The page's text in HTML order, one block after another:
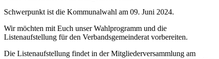
Schwerpunkt ist die Kommunalwahl am 09. Juni 2024.
Wir möchten mit Euch unser Wahlprogramm und die
Listenaufstellung für den Verbandsgemeinderat vorbereiten.
Die Listenaufstellung findet in der Mitgliederversammlung am